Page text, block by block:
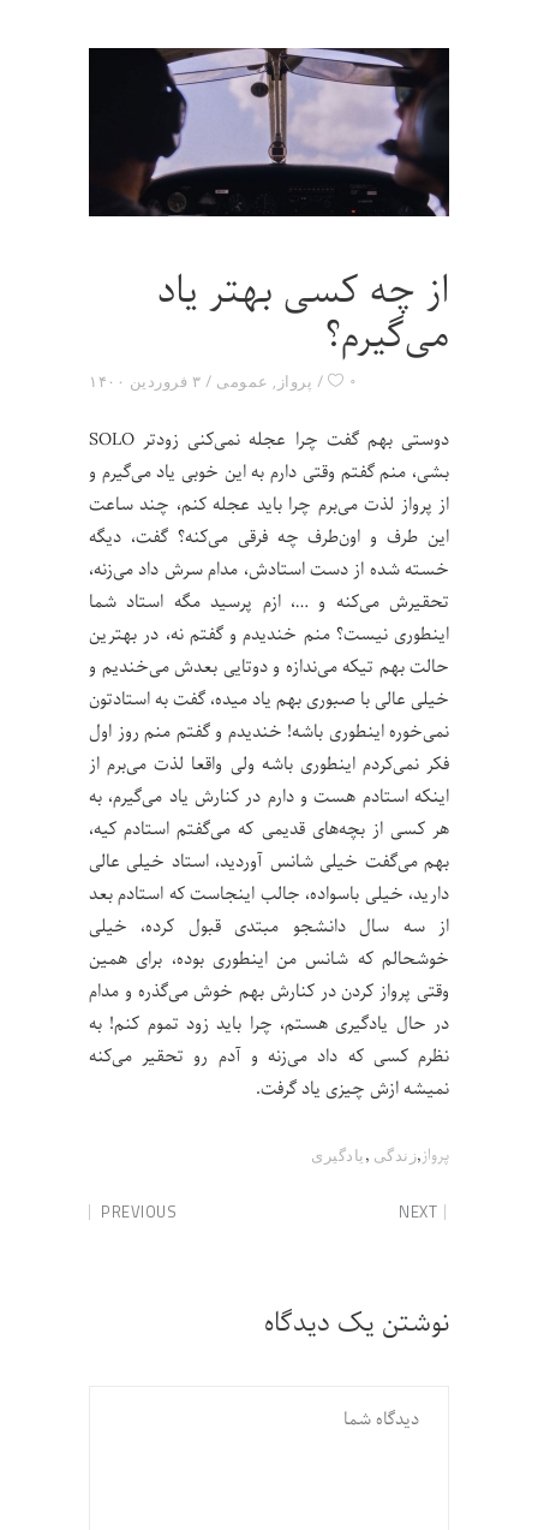
از چه کسی بهتر یاد
می‌گیرم؟
۳ فروردین ۱۴۰۰ پرواز , عمومی ۰
دوستی بهم گفت چرا عجله نمی‌کنی زودتر SOLO
بشی، منم گفتم وقتی دارم به این خوبی یاد می‌گیرم و
از پرواز لذت می‌برم چرا باید عجله کنم، چند ساعت
این طرف و اون‌طرف چه فرقی می‌کنه؟ گفت، دیگه
خسته‌ شده از دست استادش، مدام سرش داد می‌زنه،
تحقیرش می‌کنه و …، ازم پرسید مگه استاد شما
اینطوری نیست؟ منم خندیدم و گفتم نه، در بهترین
حالت بهم تیکه می‌ندازه و دوتایی بعدش می‌خندیم و
خیلی عالی با صبوری بهم یاد میده، گفت به استادتون
نمی‌خوره اینطوری باشه! خندیدم و گفتم منم روز اول
فکر نمی‌کردم اینطوری باشه ولی واقعا لذت می‌برم از
اینکه استادم هست و دارم در کنارش یاد می‌گیرم، به
هر کسی از بچه‌های قدیمی که می‌گفتم استادم کیه،
بهم می‌گفت خیلی شانس آوردید، استاد خیلی عالی
دارید، خیلی باسواده، جالب اینجاست که استادم بعد
از سه سال دانشجو مبتدی قبول کرده، خیلی
خوشحالم که شانس من اینطوری بوده، برای همین
وقتی پرواز کردن در کنارش بهم خوش می‌گذره و مدام
در حال یادگیری هستم، چرا باید زود تموم کنم! به
نظرم کسی که داد می‌زنه و آدم رو تحقیر می‌کنه
نمیشه ازش چیزی یاد گرفت.
پرواز,زندگی ,یادگیری
PREVIOUS NEXT
نوشتن یک دیدگاه